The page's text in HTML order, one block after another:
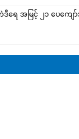
ဒီရေ အ​မြင့် ၂၁ ပေက